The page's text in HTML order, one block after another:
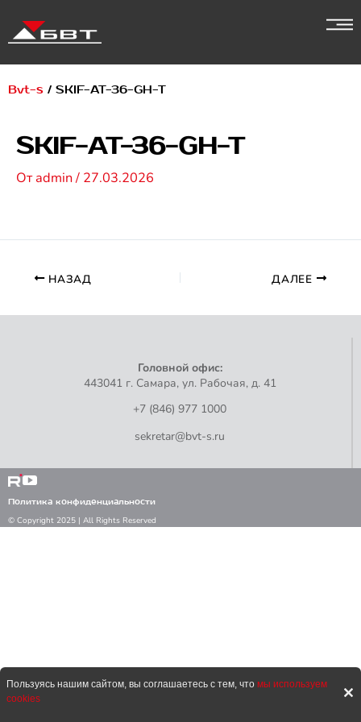
Bvt-s / SKIF-AT-36-GH-T
SKIF-AT-36-GH-T
Отadmin/ 27.03.2026
НАЗАД ДАЛЕЕ
Головной офис:
443041 г. Самара, ул. Рабочая, д. 41
+7 (846) 977 1000
sekretar@bvt-s.ru
Политика конфиденциальности
© Copyright 2025 | All Rights Reserved
Пользуясь нашим сайтом, вы соглашаетесь с тем, что мы используем
cookies